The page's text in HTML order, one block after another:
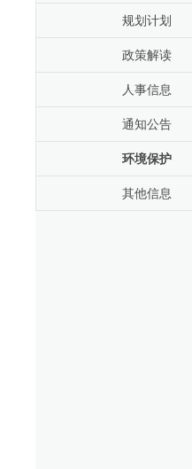
规划计划
政策解读
人事信息
通知公告
环境保护
其他信息